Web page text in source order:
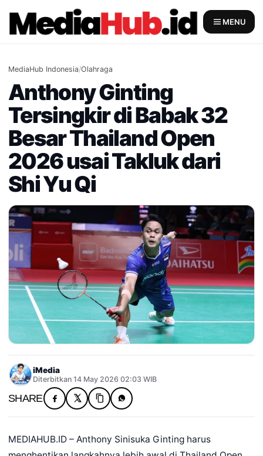
content
MENU
MediaHub Indonesia/Olahraga
Anthony Ginting
Tersingkir di Babak 32
Besar Thailand Open
2026 usai Takluk dari
Shi Yu Qi
iMedia
Diterbitkan 14 May 2026 02:03 WIB
SHARE
MEDIAHUB.ID – Anthony Sinisuka Ginting harus